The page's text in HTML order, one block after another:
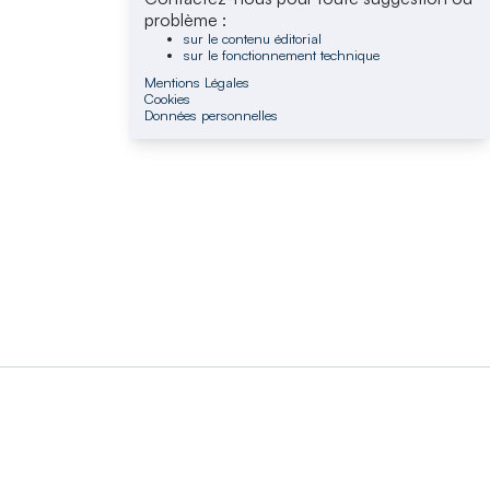
problème :
sur le contenu éditorial
sur le fonctionnement technique
Mentions Légales
Cookies
Données personnelles